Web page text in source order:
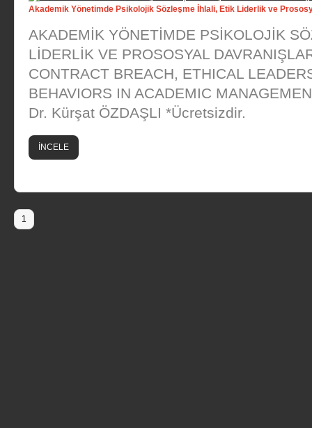
Akademik Yönetimde Psikolojik Sözleşme İhlali, Etik Liderlik ve
AKADEMİK YÖNETİMDE PSİKOLOJİK
LİDERLİK VE PROSOSYAL
CONTRACT BREACH, ETHICAL
BEHAVIORS IN ACADEMIC
Dr. Kürşat ÖZDAŞLI *Ücretsizdir.
İNCELE
1